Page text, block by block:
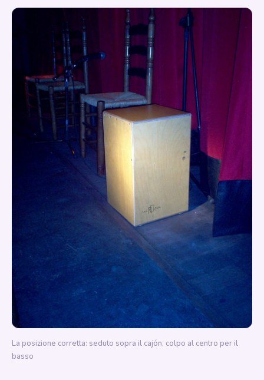
La posizione corretta: seduto sopra il cajón, colpo al centro per il
basso